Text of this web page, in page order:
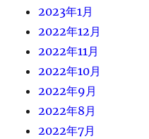
2023年1月
2022年12月
2022年11月
2022年10月
2022年9月
2022年8月
2022年7月